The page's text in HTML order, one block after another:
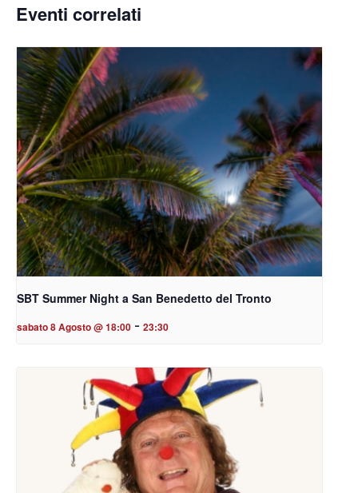
Eventi correlati
SBT Summer Night a San Benedetto del Tronto
sabato 8 Agosto @ 18:00 - 23:30